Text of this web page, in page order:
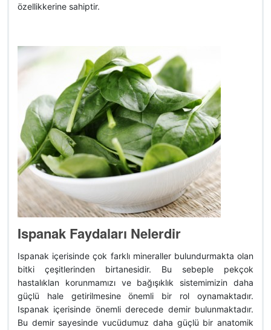
özellikkerine sahiptir.
Ispanak Faydaları Nelerdir
Ispanak içerisinde çok farklı mineraller bulundurmakta olan
bitki çeşitlerinden birtanesidir. Bu sebeple pekçok
hastalıklan korunmamızı ve bağışıklık sistemimizin daha
güçlü hale getirilmesine önemli bir rol oynamaktadır.
Ispanak içerisinde önemli derecede demir bulunmaktadır.
Bu demir sayesinde vucüdumuz daha güçlü bir anatomik